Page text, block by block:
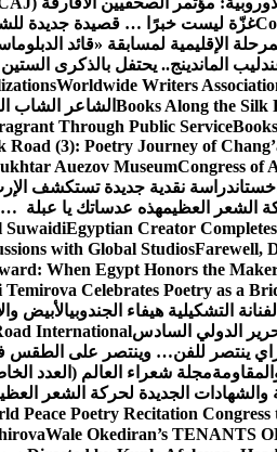
غزّة ليست خبرًا … قصيدة جديدة
الإقليمية لمسابقة «قائد
الماندينج.. يحتفل بالذكرى
Worldwide Writers
Books Along the Silk الشاعر الشاب
Through Public Service
Road (3): Poetry Journey of
Auezov MuseumCongress of
دراسة نقدية جديدة تستكشف
الشعر العظيمهذه عدساتك يا عبلة …
SuwaidiEgyptian Creator
with Global StudiosFarewell,
When Egypt Honors the
Celebrates Poetry as a
التشكيلية هيفاء الجندوبيالأبيض
الدولي السادسInternational
ينتصر للفن… وينتصر على
مجلة شعراء العالم (العدد
الجديدة لحركة الشعر
Peace Poetry Recitation
Wale Okediran’s TENANTS